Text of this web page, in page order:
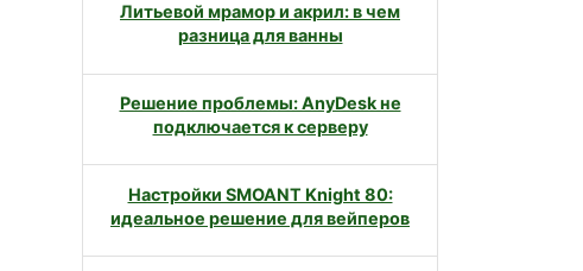
Литьевой мрамор и акрил: в чем
разница для ванны
Решение проблемы: AnyDesk не
подключается к серверу
Настройки SMOANT Knight 80:
идеальное решение для вейперов